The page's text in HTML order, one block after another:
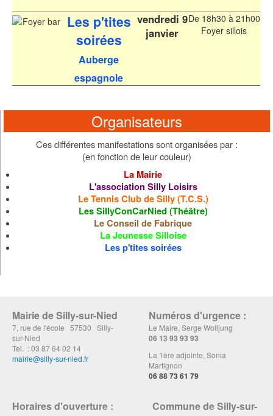
Les p'tites
soirées
Auberge
espagnole
vendredi 9
janvier
De 18h30 à 21h00
Foyer sillois
Organisateurs
Ces différentes manifestations sont organisées par :
(en fonction de leur couleur)
La Mairie
L'association Silly Loisirs
Le Tennis Club de Silly (T.C.S.)
Les SillyConCarNied (Théâtre)
Le Conseil de Fabrique
La Jeunesse Silloise
Les p'tites soirées
Mairie de Silly-sur-Nied
7, rue de l'école 57530 Silly-
sur-Nied
Tel. : 03 87 64 02 14
mairie@silly-sur-nied.fr
Numéros d'urgence :
Le Maire, Serge Wolljung
06 13 93 93 93
La 1ère adjointe, Sonia
Martignon
06 88 73 61 79
Horaires d'ouverture :
Commune de Silly-sur-